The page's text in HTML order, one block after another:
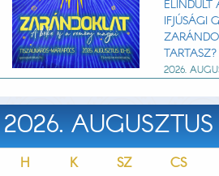
ELINDULT
IFJÚSÁGI
TARTASZ?
2026.
2026. AUGUSZTUS
H K SZ CS